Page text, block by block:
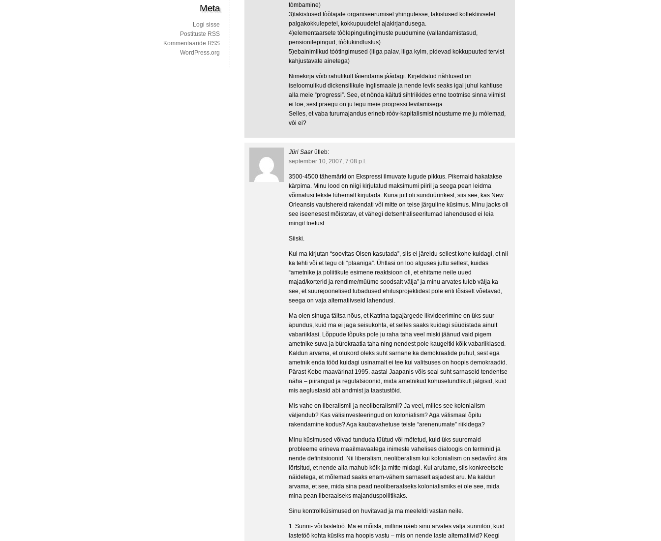
tòmbamine)
3)takistused tòòtajate organiseerumisel yhingutesse, takistused kollektiivsetel
palgakokkulepetel, kokkupuudetel ajakirjandusega.
4)elementaarsete tòòlepingutingimuste puudumine (vallandamistasud,
pensionilepingud, tòòtukindlustus)
5)ebainimlikud tòòtingimused (liiga palav, liiga kylm, pidevad kokkupuuted tervist
kahjustavate ainetega)
Nimekirja vòib rahulikult tàiendama jààdagi. Kirjeldatud nàhtused on
iseloomulikud dickensilikule Inglismaale ja nende levik seaks igal juhul kahtluse
alla meie “progressi”. See, et nònda kàituti sihtriikides enne tootmise sinna viimist
ei loe, sest praegu on ju tegu meie progressi levitamisega…
Selles, et vaba turumajandus erineb ròòv-kapitalismist nòustume me ju mòlemad,
vòi ei?
Jüri Saar ütleb:
september 10, 2007, 7:08 p.l.
3500-4500 tähemärki on Ekspressi ilmuvate lugude pikkus. Pikemaid hakatakse
kärpima. Minu lood on niigi kirjutatud maksimumi piiril ja seega pean leidma
võimalusi tekste lühemalt kirjutada. Kuna jutt oli sundüürinkest, siis see, kas New
Orleansis vautshereid rakendati või mitte on teise järguline küsimus. Minu jaoks oli
see iseenesest mõistetav, et vähegi detsentraliseeritumad lahendused ei leia
mingit toetust.
Siiski.
Kui ma kirjutan “soovitas Olsen kasutada”, siis ei järeldu sellest kohe kuidagi, et nii
ka tehti või et tegu oli “plaaniga”. Ühtlasi on loo alguses juttu sellest, kuidas
“ametnike ja poliitikute esimene reaktsioon oli, et ehitame neile uued
majad/korterid ja rendime/müüme soodsalt välja” ja minu arvates tuleb välja ka
see, et suurejoonelised lubadused ehitusprojektidest pole eriti tõsiselt võetavad,
seega on vaja alternatiivseid lahendusi.
Ma olen sinuga täitsa nõus, et Katrina tagajärgede likvideerimine on üks suur
äpundus, kuid ma ei jaga seisukohta, et selles saaks kuidagi süüdistada ainult
vabariiklasi. Lõppude lõpuks pole ju raha taha veel miski jäänud vaid pigem
ametnike suva ja bürokraatia taha ning nendest pole kaugeltki kõik vabariiklased.
Kaldun arvama, et olukord oleks suht sarnane ka demokraatide puhul, sest ega
ametnik enda tööd kuidagi usinamalt ei tee kui valitsuses on hoopis demokraadid.
Pärast Kobe maavärinat 1995. aastal Jaapanis võis seal suht sarnaseid tendentse
näha – piirangud ja regulatsioonid, mida ametnikud kohusetundlikult jälgisid, kuid
mis aeglustasid abi andmist ja taastustöid.
Mis vahe on liberalismil ja neoliberalismil? Ja veel, milles see kolonialism
väljendub? Kas välisinvesteeringud on kolonialism? Aga välismaal õpitu
rakendamine kodus? Aga kaubavahetuse teiste “arenenumate” riikidega?
Minu küsimused võivad tunduda tüütud või mõtetud, kuid üks suuremaid
probleeme erineva maailmavaatega inimeste vahelises dialoogis on terminid ja
nende definitsioonid. Nii liberalism, neoliberalism kui kolonialism on sedavõrd ära
lörtsitud, et nende alla mahub kõik ja mitte midagi. Kui arutame, siis konkreetsete
näidetega, et mõlemad saaks enam-vähem sarnaselt asjadest aru. Ma kaldun
arvama, et see, mida sina pead neoliberaalseks kolonialismiks ei ole see, mida
mina pean liberaalseks majanduspoliitikaks.
Sinu kontrollküsimused on huvitavad ja ma meeleldi vastan neile.
1. Sunni- või lastetöö. Ma ei mõista, milline näeb sinu arvates välja sunnitöö, kuid
lastetöö kohta küsiks ma hoopis vastu – mis on nende laste alternatiivid? Keegi
Meta
Logi sisse
Postituste RSS
Kommentaaride RSS
WordPress.org